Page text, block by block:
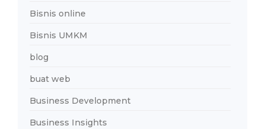
Bisnis online
Bisnis UMKM
blog
buat web
Business Development
Business Insights